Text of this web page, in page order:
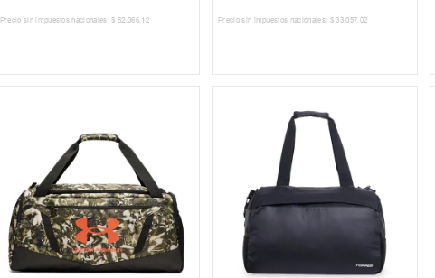
Precio sin impuestos nacionales: $ 52 066, 12 Precio sin impuestos nacionales: $ 33.057 02